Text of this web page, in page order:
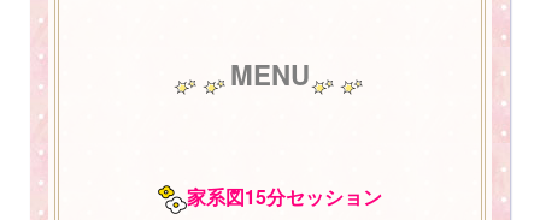
MENU
家系図15分セッション